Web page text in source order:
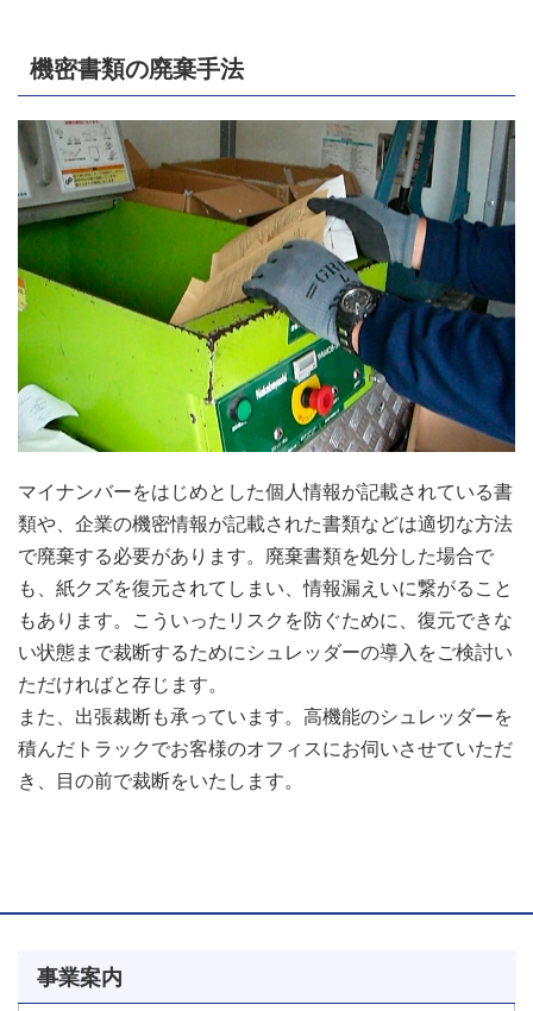
機密書類の廃棄手法
マイナンバーをはじめとした個人情報が記載されている書
類や、企業の機密情報が記載された書類などは適切な方法
で廃棄する必要があります。廃棄書類を処分した場合で
も、紙クズを復元されてしまい、情報漏えいに繋がること
もあります。こういったリスクを防ぐために、復元できな
い状態まで裁断するためにシュレッダーの導入をご検討い
ただければと存じます。
また、出張裁断も承っています。高機能のシュレッダーを
積んだトラックでお客様のオフィスにお伺いさせていただ
き、目の前で裁断をいたします。
事業案内